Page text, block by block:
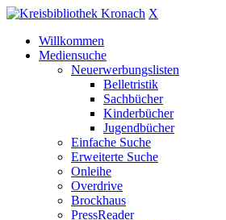
X
Willkommen
Mediensuche
Neuerwerbungslisten
Belletristik
Sachbücher
Kinderbücher
Jugendbücher
Einfache Suche
Erweiterte Suche
Onleihe
Overdrive
Brockhaus
PressReader